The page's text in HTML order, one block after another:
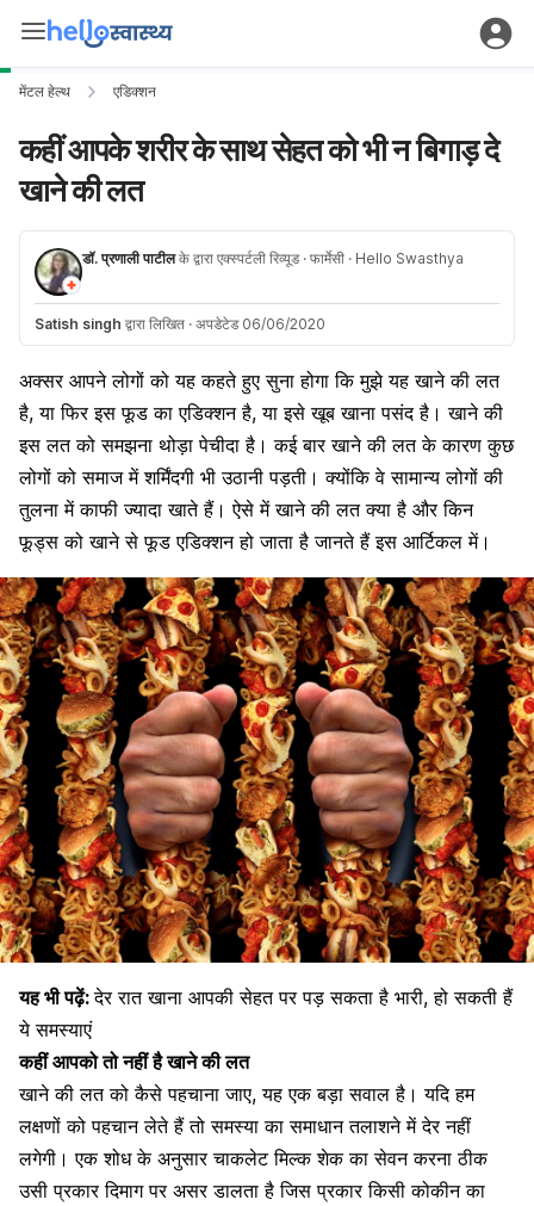
मेंटल हेल्थ एडिक्शन
कहीं आपके शरीर के साथ सेहत को भी न बिगाड़ दे
खाने की लत
डॉ. प्रणाली पाटीलके द्वारा एक्स्पर्टली रिव्यूड · फार्मेसी · Hello Swasthya
Satish singh द्वारा लिखित · अपडेटेड 06/06/2020
अक्सर आपने लोगों को यह कहते हुए सुना होगा कि मुझे यह खाने कीलत
है, या फिर इस फूड का एडिक्शन है, या इसे खूबखाना पसंद है। खाने की
इस लत को समझना थोड़ा पेचीदा है। कई बार खाने की लत के कारण कुछ
लोगों को समाज मेंशर्मिंदगी भी उठानी पड़ती। क्योंकि वे सामान्य लोगों की
तुलना में काफी ज्यादा खाते हैं। ऐसे में खाने की लत क्या है और किन
फूड्स को खाने से फूड एडिक्शन हो जाता है जानते हैं इस आर्टिकल में।
यह भी पढ़ें:देर रात खाना आपकी सेहत पर पड़ सकता है भारी, हो सकती हैं
ये समस्याएं
कहीं आपको तो नहीं है खाने की लत
खाने की लत को कैसेपहचाना जाए, यह एक बड़ा सवाल है। यदि हम
लक्षणों को पहचान लेते हैं तो समस्या कासमाधान तलाशने में देर नहीं
लगेगी। एक शोध के अनुसारचाकलेटमिल्क शेक का सेवन करना ठीक
उसी प्रकार दिमाग पर असर डालता है जिस प्रकार किसी कोकीन का